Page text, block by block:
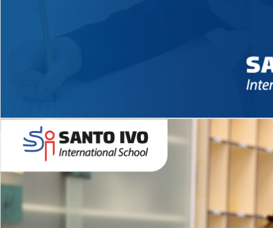
Novidades 2026 High School
EDUCAÇÃO INFANTIL
Inglês todos os dias